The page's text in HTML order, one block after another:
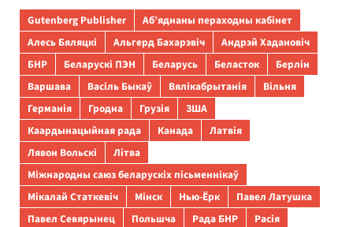
Gutenberg Publisher
Аб’яднаны пераходны кабінет
Алесь Бяляцкі
Альгерд Бахарэвіч
Андрэй Хадановіч
БНР
Беларускі ПЭН Беларусь Беласток
Берлін
Варшава
Васіль Быкаў Вялікабрытанія
Вільня
Германія
Гродна Грузія
ЗША
Каардынацыйная рада
Канада
Латвія
Лявон Вольскі
Літва
Міжнародны саюз беларускіх пісьменнікаў
Мікалай Статкевіч
Мінск Нью-Ёрк
Павел Латушка
Павел Севярынец
Польшча Рада БНР
Расія